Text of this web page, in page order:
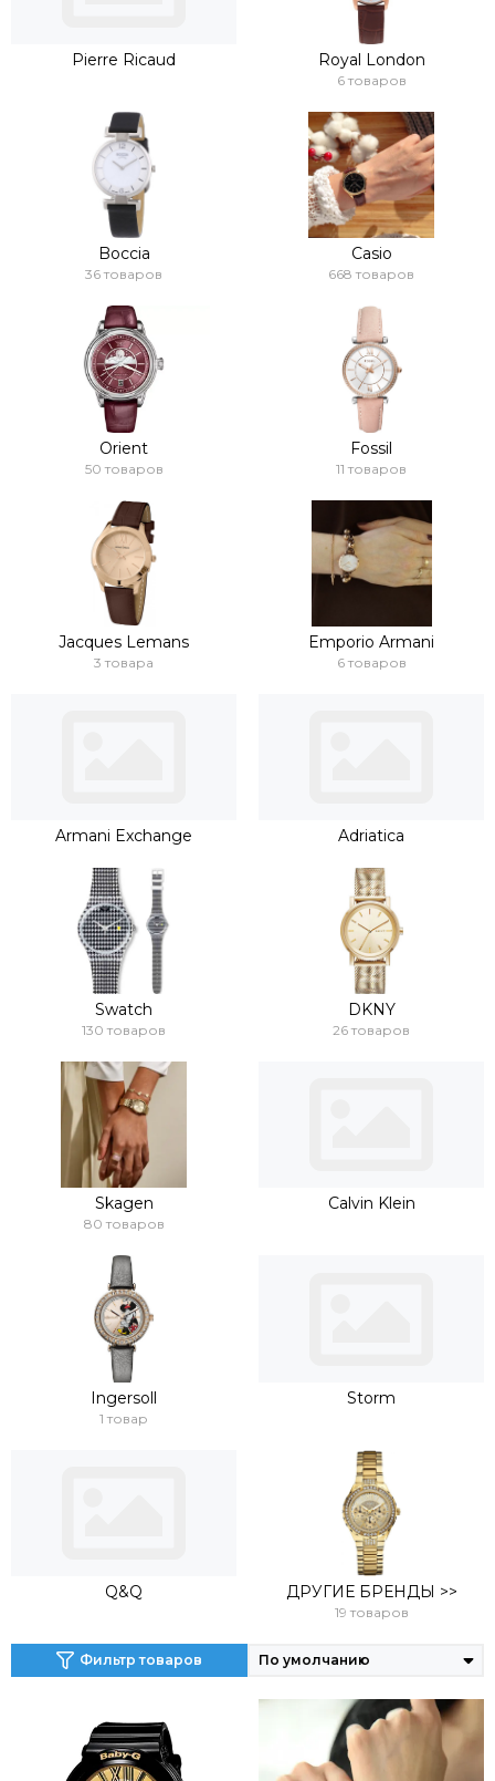
Pierre Ricaud Royal London
6 товаров
Boccia
36 товаров
Casio
668 товаров
Orient
50 товаров
Fossil
11 товаров
Jacques Lemans
3 товара
Emporio Armani
6 товаров
Armani Exchange Adriatica
Swatch
130 товаров
DKNY
26 товаров
Skagen
80 товаров
Calvin Klein
Ingersoll
1 товар
Storm
Q&Q ДРУГИЕ БРЕНДЫ >>
19 товаров
Фильтр товаров